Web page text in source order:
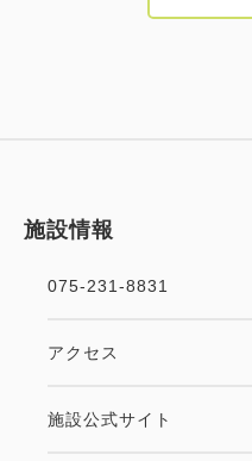
施設情報
075-231-8831
アクセス
施設公式サイト